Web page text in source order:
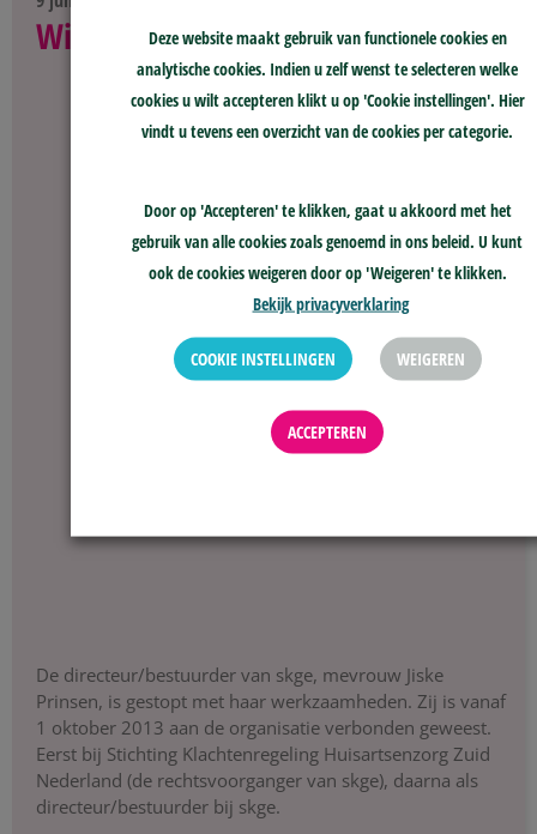
Wissel bestuurder skge
De directeur/bestuurder van skge, mevrouw Jiske
Prinsen, is gestopt met haar werkzaamheden. Zij is vanaf
1 oktober 2013 aan de organisatie verbonden geweest.
Eerst bij Stichting Klachtenregeling Huisartsenzorg Zuid
Nederland (de rechtsvoorganger van skge), daarna als
directeur/bestuurder bij skge.
Deze website maakt gebruik van functionele cookies en
analytische cookies. Indien u zelf wenst te selecteren welke
cookies u wilt accepteren klikt u op 'Cookie instellingen'. Hier
vindt u tevens een overzicht van de cookies per categorie.
Door op 'Accepteren' te klikken, gaat u akkoord met het
gebruik van alle cookies zoals genoemd in ons beleid. U kunt
ook de cookies weigeren door op 'Weigeren' te klikken.
Bekijk privacyverklaring
COOKIE INSTELLINGEN WEIGEREN
ACCEPTEREN